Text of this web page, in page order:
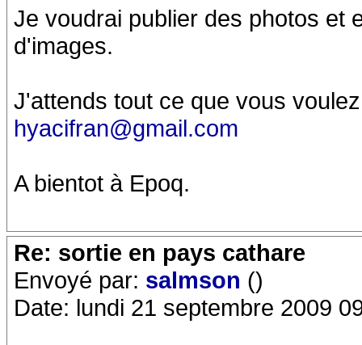
Je voudrai publier des photos et
d'images.
J'attends tout ce que vous
hyacifran@gmail.com
A bientot à Epoq.
Re: sortie en pays cathare
Envoyé par: salmson ()
Date: lundi 21 septembre 2009